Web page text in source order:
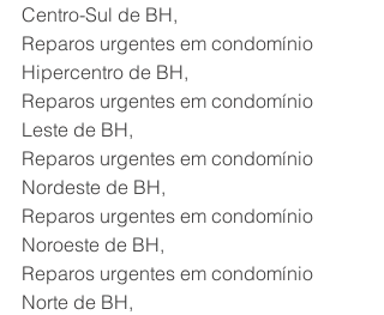
Centro-Sul de BH,
Reparos urgentes em condomínio
Hipercentro de BH,
Reparos urgentes em condomínio
Leste de BH,
Reparos urgentes em condomínio
Nordeste de BH,
Reparos urgentes em condomínio
Noroeste de BH,
Reparos urgentes em condomínio
Norte de BH,